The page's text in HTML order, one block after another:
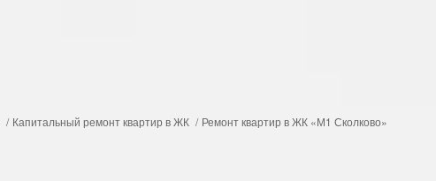
Капитальный ремонт квартир в ЖК Ремонт квартир в ЖК «М1 Сколково»